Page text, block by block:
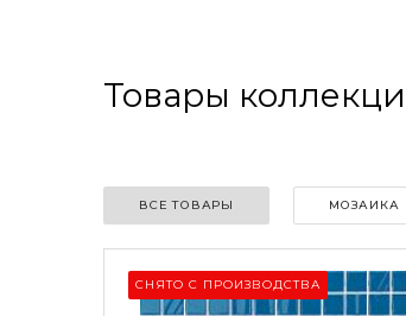
Товары
ВСЕ ТОВАРЫ МОЗАИКА
СНЯТО С ПРОИЗВОДСТВА